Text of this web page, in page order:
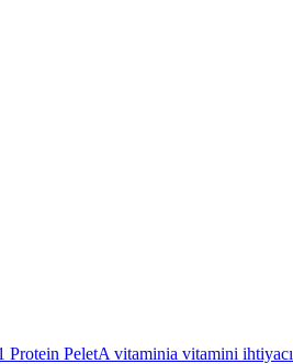
Protein PeletA vitaminia vitamini ihtiyacı